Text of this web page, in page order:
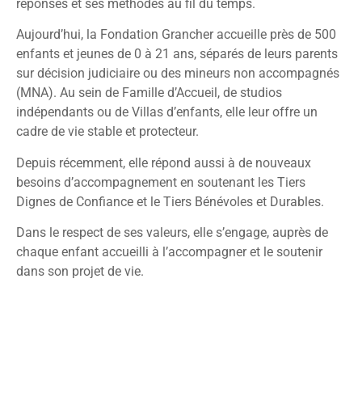
réponses et ses méthodes au fil du temps.
Aujourd’hui, la Fondation Grancher accueille près de 500
enfants et jeunes de 0 à 21 ans, séparés de leurs parents
sur décision judiciaire ou des mineurs non accompagnés
(MNA). Au sein de Famille d’Accueil, de studios
indépendants ou de Villas d’enfants, elle leur offre un
cadre de vie stable et protecteur.
Depuis récemment, elle répond aussi à de nouveaux
besoins d’accompagnement en soutenant les Tiers
Dignes de Confiance et le Tiers Bénévoles et Durables.
Dans le respect de ses valeurs, elle s’engage, auprès de
chaque enfant accueilli à l’accompagner et le soutenir
dans son projet de vie.